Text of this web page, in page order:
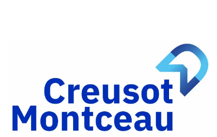
Facebook
Partager
Twitter
Partager
par
e-